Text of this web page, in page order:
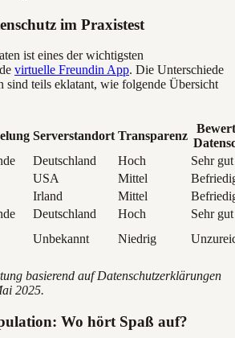
im Praxistest
ist eines der wichtigsten
virtuelle Freundin App. Die Unterschiede
sind teils eklatant, wie folgende Übersicht
Serverstandort Transparenz
Deutschland Hoch
Sehr gut
USA Mittel
Irland Mittel
Deutschland Hoch
Sehr gut
Unbekannt Niedrig
basierend auf Datenschutzerklärungen
2025.
Wo hört Spaß auf?